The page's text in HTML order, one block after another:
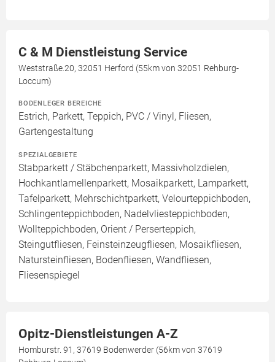
C & M Dienstleistung Service
Weststraße.20, 32051 Herford (55km von 32051 Rehburg-
Loccum)
BODENLEGER BEREICHE
Estrich, Parkett, Teppich, PVC / Vinyl, Fliesen,
Gartengestaltung
SPEZIALGEBIETE
Stabparkett / Stäbchenparkett, Massivholzdielen,
Hochkantlamellenparkett, Mosaikparkett, Lamparkett,
Tafelparkett, Mehrschichtparkett, Velourteppichboden,
Schlingenteppichboden, Nadelvliesteppichboden,
Wollteppichboden, Orient / Perserteppich,
Steingutfliesen, Feinsteinzeugfliesen, Mosaikfliesen,
Natursteinfliesen, Bodenfliesen, Wandfliesen,
Fliesenspiegel
Opitz-Dienstleistungen A-Z
Homburstr. 91, 37619 Bodenwerder (56km von 37619